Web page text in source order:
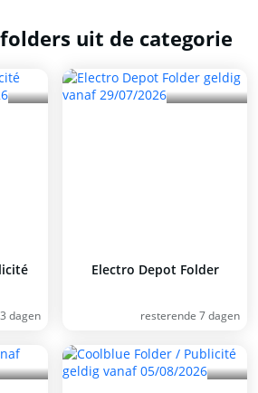
uit de categorie
dagen
Electro Depot Folder
resterende 7 dagen